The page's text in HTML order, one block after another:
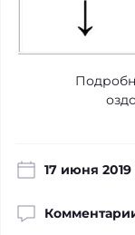
17 июня 2019